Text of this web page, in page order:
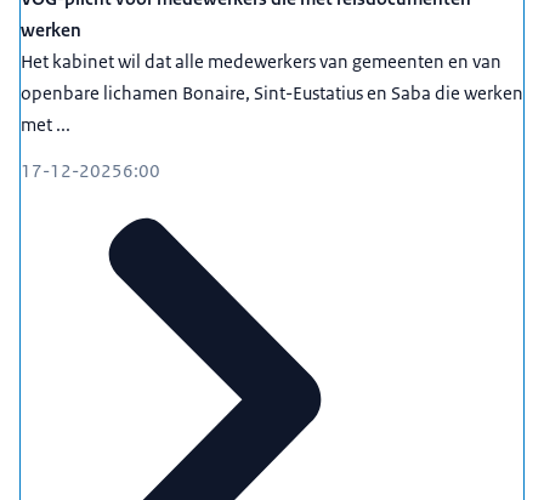
werken
Het kabinet wil dat alle medewerkers van gemeenten en van
openbare lichamen Bonaire, Sint-Eustatius en Saba die werken
met ...
17-12-20256:00